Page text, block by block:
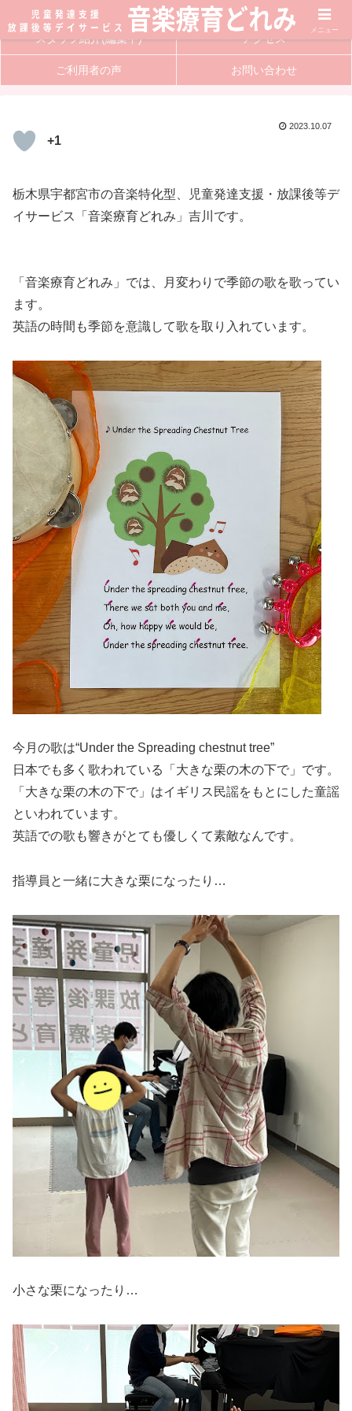
サービス内容 入会方法
スタッフ紹介(編集中) アクセス
ご利用者の声 お問い合わせ
2023.10.07
+1
栃木県宇都宮市の音楽特化型、児童発達支援・放課後等デ
イサービス「音楽療育どれみ」吉川です。
「音楽療育どれみ」では、月変わりで季節の歌を歌ってい
ます。
英語の時間も季節を意識して歌を取り入れています。
今月の歌は“Under the Spreading chestnut tree”
日本でも多く歌われている「大きな栗の木の下で」です。
「大きな栗の木の下で」はイギリス民謡をもとにした童謡
といわれています。
英語での歌も響きがとても優しくて素敵なんです。
指導員と一緒に大きな栗になったり…
小さな栗になったり…
メニュー